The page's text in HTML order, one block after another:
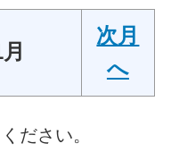
次月
へ
ださい。